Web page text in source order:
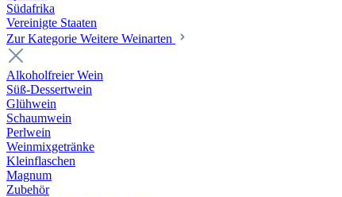
Südafrika
Vereinigte Staaten
Zur Kategorie Weitere Weinarten
Alkoholfreier Wein
Süß-Dessertwein
Glühwein
Schaumwein
Perlwein
Weinmixgetränke
Kleinflaschen
Magnum
Zubehör